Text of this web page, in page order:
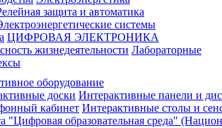
защита и автоматика
системы
ЦИФРОВАЯ ЭЛЕКТРОНИКА
жизнедеятельности Лабораторные
оборудование
доски Интерактивные панели и
кабинет Интерактивные столы и
"Цифровая образовательная среда"